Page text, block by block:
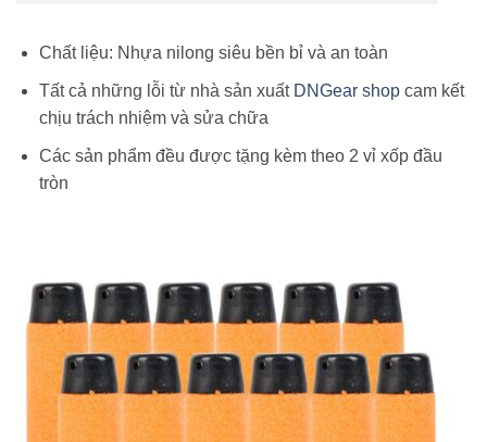
Chất liệu: Nhựa nilong siêu bền bỉ và an toàn
Tất cả những lỗi từ nhà sản xuất DNGear shopcam kết
chịu trách nhiệm và sửa chữa
Các sản phẩm đều được tặng kèm theo 2 vỉ xốp đầu
tròn